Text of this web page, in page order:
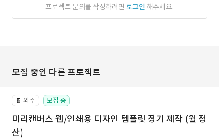
프로젝트 문의를 작성하려면 로그인 해주세요.
모집 중인 다른 프로젝트
📔 외주 모집 중
미리캔버스 웹/인쇄용 디자인 템플릿 정기 제작 (월 정
산)